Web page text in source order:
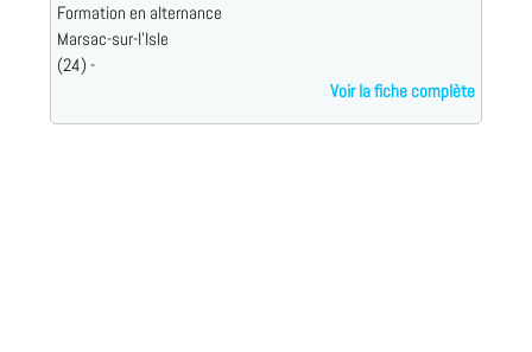
Formation en alternance
Marsac-sur-l'Isle
(24) -
Voir la fiche complète